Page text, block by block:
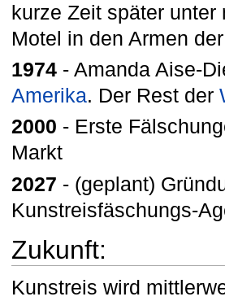
kurze Zeit später
Motel in den Armen
1974 - Amanda Aise-
Amerika. Der Rest der
2000 - Erste
Markt
2027 - (geplant)
Kunstreisfäschungs-
Zukunft:
Kunstreis wird